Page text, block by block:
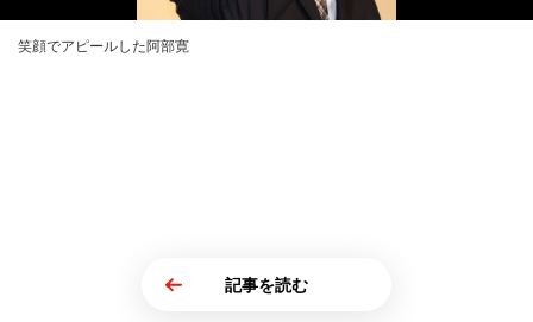
笑顔でアピールした阿部寛
記事を読む